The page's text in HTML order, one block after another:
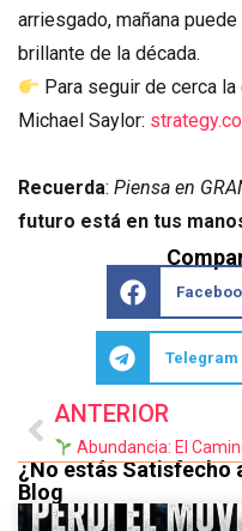
arriesgado, mañana
brillante de la década.
Para seguir de cerca
Michael Saylor:
Recuerda: Piensa en
futuro está en tus
Telegram
ANTERIOR
Abundancia: El Camino que Europa Olvidó y que las Criptomonedas Pueden
¿No estás Satisfecho
Blog